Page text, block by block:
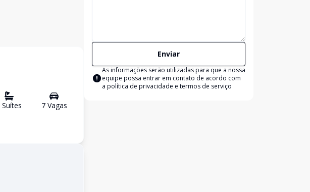
Suítes 7Vagas
Enviar
As informações serão utilizadas para que a nossa
equipe possa entrar em contato de acordo com
a política de privacidade e termos de serviço